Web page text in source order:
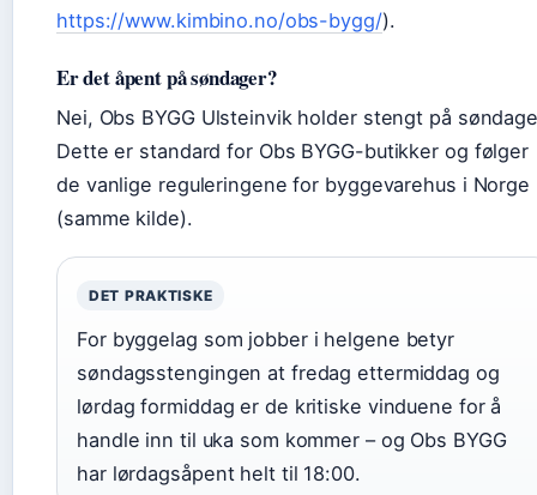
https://www.kimbino.no/obs-bygg/).
Er det åpent på søndager?
Nei, Obs BYGG Ulsteinvik holder stengt på
Dette er standard for Obs BYGG-butikker og følger
de vanlige reguleringene for byggevarehus i Norge
(samme kilde).
DET PRAKTISKE
For byggelag som jobber i helgene betyr
søndagsstengingen at fredag ettermiddag og
lørdag formiddag er de kritiske vinduene for å
handle inn til uka som kommer – og Obs BYGG
har lørdagsåpent helt til 18:00.